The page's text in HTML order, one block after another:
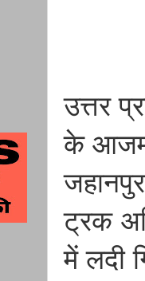
उत्तर
के
ट्रक
में लदी